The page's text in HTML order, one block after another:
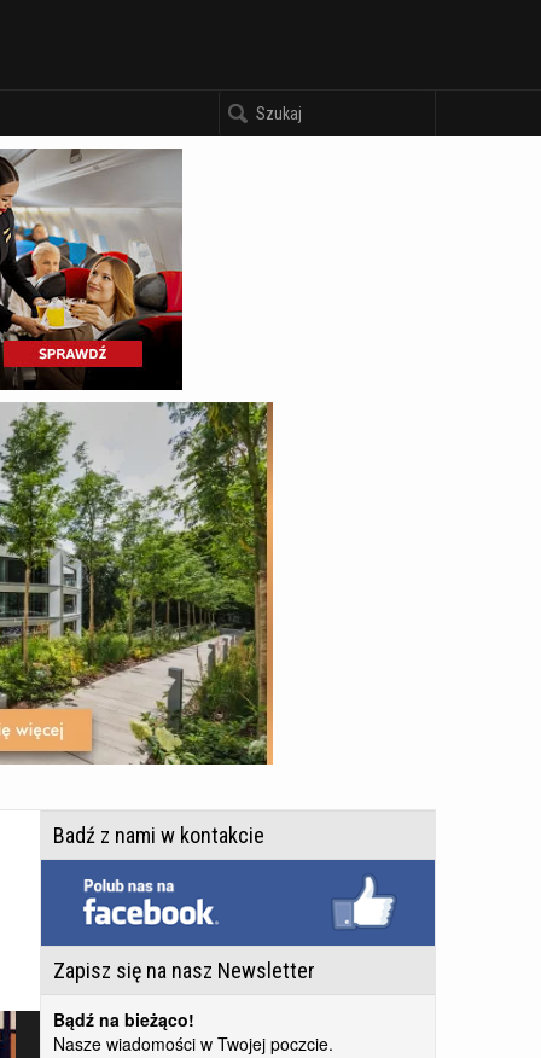
Badź z nami w kontakcie
Zapisz się na nasz Newsletter
Bądź na bieżąco!
Nasze wiadomości w Twojej poczcie.